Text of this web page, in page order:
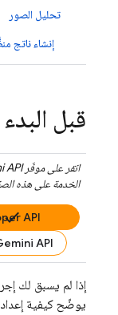
تحليل الصور
إنشاء ناتج
قبل البدء
انقر على موفّرAPI
الخدمة على هذه
API
API
إذا لم يسبق لك